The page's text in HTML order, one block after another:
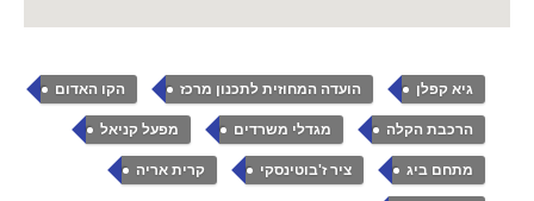
גיא קפלן , הועדה המחוזית לתכנון מרכז , הקו האדום ,
הרכבת הקלה , מגדלי משרדים , מפעל קניאל ,
מתחם ביג , ציר ז'בוטינסקי , קרית אריה ,